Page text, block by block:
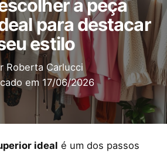
a peça
para destacar
estilo
Roberta Carlucci
em 17/06/2026
ideal é um dos passos